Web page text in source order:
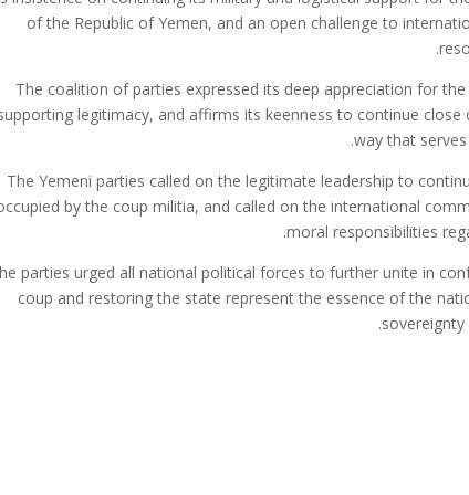
of the Republic of Yemen, and an open challenge to
The coalition of parties expressed its deep appreciation for
legitimacy, and affirms its keenness to continue
way that
The Yemeni parties called on the legitimate leadership to
by the coup militia, and called on the international
moral responsibilities
parties urged all national political forces to further unite in
coup and restoring the state represent the essence of the